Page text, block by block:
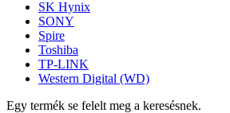
SK Hynix
SONY
Spire
Toshiba
TP-LINK
Western Digital (WD)
Egy termék se felelt meg a keresésnek.